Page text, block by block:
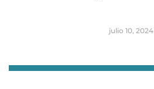
julio 10, 2024